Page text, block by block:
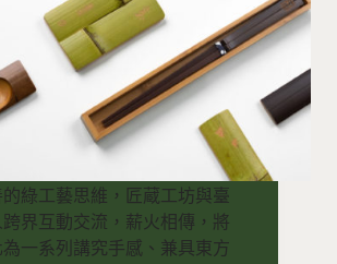
綠工藝思維，匠蔵工坊與臺
界互動交流，薪火相傳，將
一系列講究手感、兼具東方